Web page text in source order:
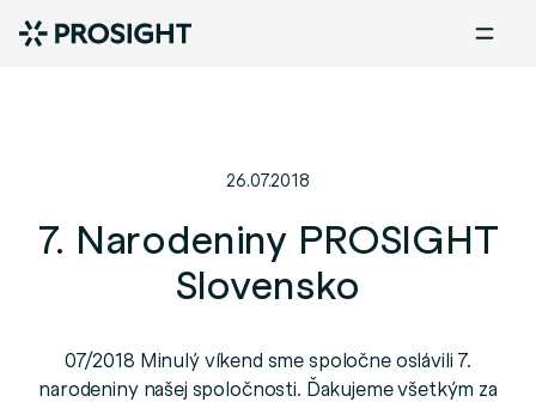
26.07.2018
7. Narodeniny PROSIGHT
Slovensko
07/2018 Minulý víkend sme spoločne oslávili 7.
narodeniny našej spoločnosti. Ďakujeme všetkým za